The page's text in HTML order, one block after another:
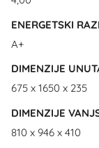
ENERGETSKI
A+
DIMENZIJE
675 x 1650 x 235
DIMENZIJE
810 x 946 x 410